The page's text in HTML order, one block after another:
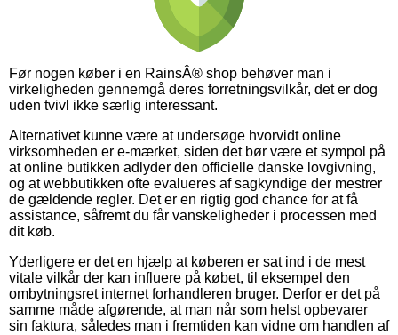
Før nogen køber i en RainsÂ® shop behøver man i
virkeligheden gennemgå deres forretningsvilkår, det er dog
uden tvivl ikke særlig interessant.
Alternativet kunne være at undersøge hvorvidt online
virksomheden er e-mærket, siden det bør være et sympol på
at online butikken adlyder den officielle danske lovgivning,
og at webbutikken ofte evalueres af sagkyndige der mestrer
de gældende regler. Det er en rigtig god chance for at få
assistance, såfremt du får vanskeligheder i processen med
dit køb.
Yderligere er det en hjælp at køberen er sat ind i de mest
vitale vilkår der kan influere på købet, til eksempel den
ombytningsret internet forhandleren bruger. Derfor er det på
samme måde afgørende, at man når som helst opbevarer
sin faktura, således man i fremtiden kan vidne om handlen af